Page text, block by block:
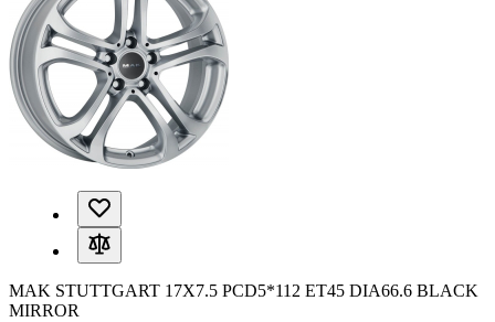
MAK STUTTGART 17X7.5 PCD5*112 ET45 DIA66.6 BLACK
MIRROR